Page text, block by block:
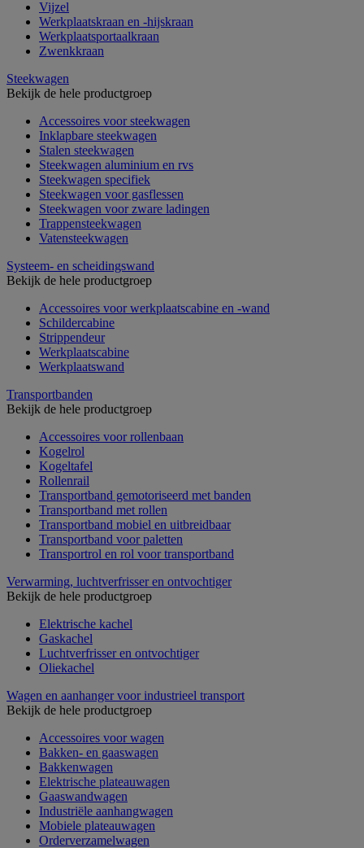
Vijzel
Werkplaatskraan en -hijskraan
Werkplaatsportaalkraan
Zwenkkraan
Steekwagen
Bekijk de hele productgroep
Accessoires voor steekwagen
Inklapbare steekwagen
Stalen steekwagen
Steekwagen aluminium en rvs
Steekwagen specifiek
Steekwagen voor gasflessen
Steekwagen voor zware ladingen
Trappensteekwagen
Vatensteekwagen
Systeem- en scheidingswand
Bekijk de hele productgroep
Accessoires voor werkplaatscabine en -wand
Schildercabine
Strippendeur
Werkplaatscabine
Werkplaatswand
Transportbanden
Bekijk de hele productgroep
Accessoires voor rollenbaan
Kogelrol
Kogeltafel
Rollenrail
Transportband gemotoriseerd met banden
Transportband met rollen
Transportband mobiel en uitbreidbaar
Transportband voor paletten
Transportrol en rol voor transportband
Verwarming, luchtverfrisser en ontvochtiger
Bekijk de hele productgroep
Elektrische kachel
Gaskachel
Luchtverfrisser en ontvochtiger
Oliekachel
Wagen en aanhanger voor industrieel transport
Bekijk de hele productgroep
Accessoires voor wagen
Bakken- en gaaswagen
Bakkenwagen
Elektrische plateauwagen
Gaaswandwagen
Industriële aanhangwagen
Mobiele plateauwagen
Orderverzamelwagen